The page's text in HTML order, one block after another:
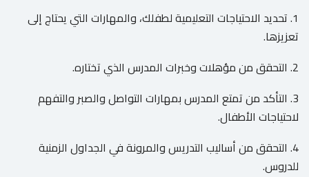
1. تحديد الاحتياجات التعليمية لطفلك، والمهارات التي يحتاج إلى
تعزيزها.
2. التحقق من مؤهلات وخبرات المدرس الذي تختاره.
3. التأكد من تمتع المدرس بمهارات التواصل والصبر والتفهم
لاحتياجات الأطفال.
4. التحقق من أساليب التدريس والمرونة في الجداول الزمنية
للدروس.